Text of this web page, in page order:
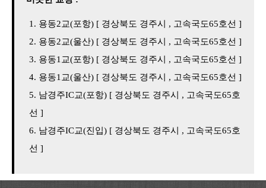
용동2교(포항) [ 경상북도 경주시 , 고속국도65호선 ]
용동2교(울산) [ 경상북도 경주시 , 고속국도65호선 ]
용동1교(포항) [ 경상북도 경주시 , 고속국도65호선 ]
용동1교(울산) [ 경상북도 경주시 , 고속국도65호선 ]
남경주IC교(포항) [ 경상북도 경주시 , 고속국도65호
선 ]
남경주IC교(진입) [ 경상북도 경주시 , 고속국도65호
선 ]